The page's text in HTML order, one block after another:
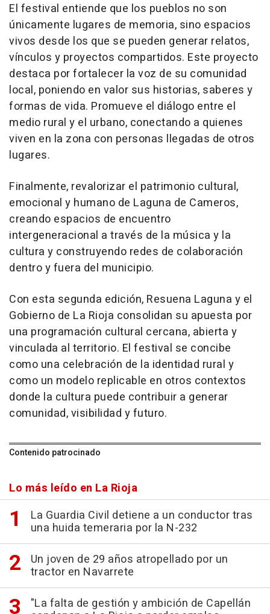
El festival entiende que los pueblos no son
únicamente lugares de memoria, sino espacios
vivos desde los que se pueden generar relatos,
vínculos y proyectos compartidos. Este proyecto
destaca por fortalecer la voz de su comunidad
local, poniendo en valor sus historias, saberes y
formas de vida. Promueve el diálogo entre el
medio rural y el urbano, conectando a quienes
viven en la zona con personas llegadas de otros
lugares.
Finalmente, revalorizar el patrimonio cultural,
emocional y humano de Laguna de Cameros,
creando espacios de encuentro
intergeneracional a través de la música y la
cultura y construyendo redes de colaboración
dentro y fuera del municipio.
Con esta segunda edición, Resuena Laguna y el
Gobierno de La Rioja consolidan su apuesta por
una programación cultural cercana, abierta y
vinculada al territorio. El festival se concibe
como una celebración de la identidad rural y
como un modelo replicable en otros contextos
donde la cultura puede contribuir a generar
comunidad, visibilidad y futuro.
Contenido patrocinado
Lo más leído en La Rioja
La Guardia Civil detiene a un conductor tras
una huida temeraria por la N-232
Un joven de 29 años atropellado por un
tractor en Navarrete
"La falta de gestión y ambición de Capellán